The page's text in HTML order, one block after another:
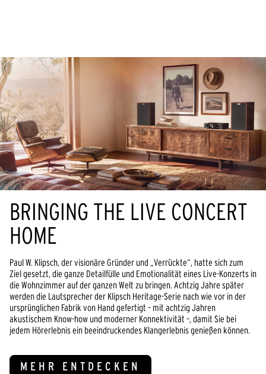
BRINGING THE LIVE CONCERT
HOME
Paul W. Klipsch, der visionäre Gründer und „Verrückte“, hatte sich zum
Ziel gesetzt, die ganze Detailfülle und Emotionalität eines Live-Konzerts in
die Wohnzimmer auf der ganzen Welt zu bringen. Achtzig Jahre später
werden die Lautsprecher der Klipsch Heritage-Serie nach wie vor in der
ursprünglichen Fabrik von Hand gefertigt – mit achtzig Jahren
akustischem Know-how und moderner Konnektivität –, damit Sie bei
jedem Hörerlebnis ein beeindruckendes Klangerlebnis genießen können.
MEHR ENTDECKEN